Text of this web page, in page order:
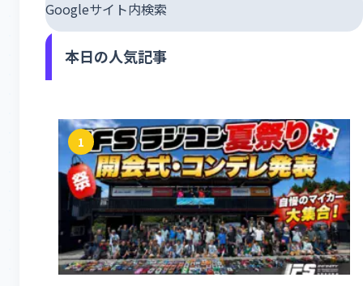
Googleサイト内検索
本日の人気記事
1